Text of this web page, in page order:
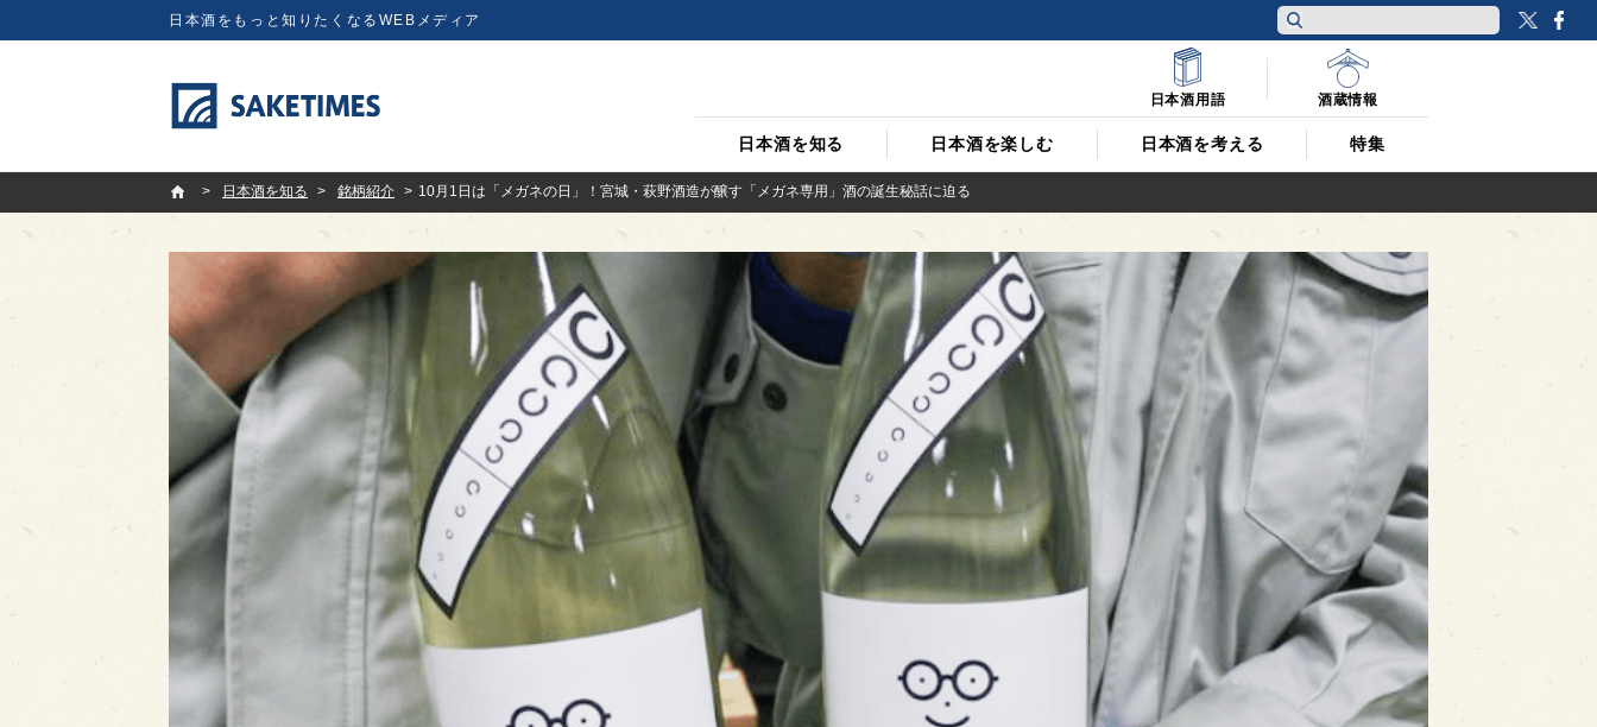
日本酒をもっと知りたくなるWEBメディア
日本酒を知る 日本酒を楽しむ 日本酒を考える 特集
日本酒用語 酒蔵情報
SAKETIMES
日本酒を知る
銘柄紹介 10月1日は「メガネの日」！宮城・萩野酒造が醸す「メガネ専用」酒の誕生秘話に迫る